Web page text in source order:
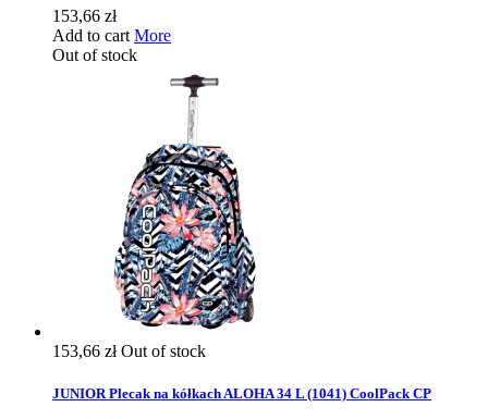
153,66 zł
Add to cart More
Out of stock
153,66 złOut of stock
JUNIOR Plecak na kółkach ALOHA 34 L (1041) CoolPack CP